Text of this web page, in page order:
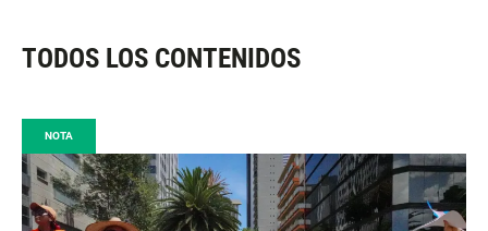
TODOS LOS CONTENIDOS
NOTA